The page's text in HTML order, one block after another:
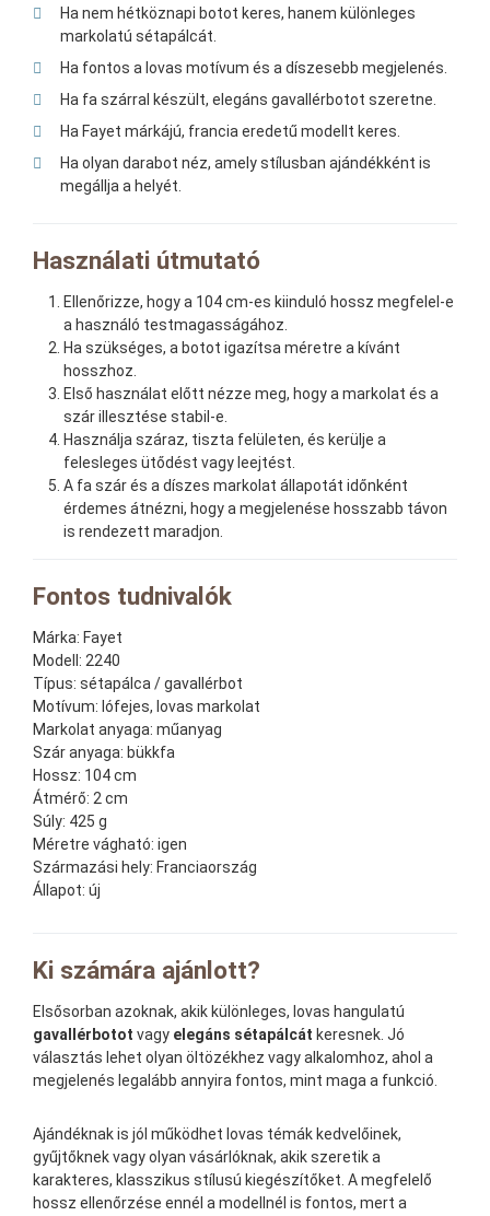
Ha nem hétköznapi botot keres, hanem különleges
markolatú sétapálcát.
Ha fontos a lovas motívum és a díszesebb megjelenés.
Ha fa szárral készült, elegáns gavallérbotot szeretne.
Ha Fayet márkájú, francia eredetű modellt keres.
Ha olyan darabot néz, amely stílusban ajándékként is
megállja a helyét.
Használati útmutató
Ellenőrizze, hogy a 104 cm-es kiinduló hossz megfelel-e
a használó testmagasságához.
Ha szükséges, a botot igazítsa méretre a kívánt
hosszhoz.
Első használat előtt nézze meg, hogy a markolat és a
szár illesztése stabil-e.
Használja száraz, tiszta felületen, és kerülje a
felesleges ütődést vagy leejtést.
A fa szár és a díszes markolat állapotát időnként
érdemes átnézni, hogy a megjelenése hosszabb távon
is rendezett maradjon.
Fontos tudnivalók
Márka: Fayet
Modell: 2240
Típus: sétapálca / gavallérbot
Motívum: lófejes, lovas markolat
Markolat anyaga: műanyag
Szár anyaga: bükkfa
Hossz: 104 cm
Átmérő: 2 cm
Súly: 425 g
Méretre vágható: igen
Származási hely: Franciaország
Állapot: új
Ki számára ajánlott?
Elsősorban azoknak, akik különleges, lovas hangulatú
gavallérbotot vagy elegáns sétapálcát keresnek. Jó
választás lehet olyan öltözékhez vagy alkalomhoz, ahol a
megjelenés legalább annyira fontos, mint maga a funkció.
Ajándéknak is jól működhet lovas témák kedvelőinek,
gyűjtőknek vagy olyan vásárlóknak, akik szeretik a
karakteres, klasszikus stílusú kiegészítőket. A megfelelő
hossz ellenőrzése ennél a modellnél is fontos, mert a